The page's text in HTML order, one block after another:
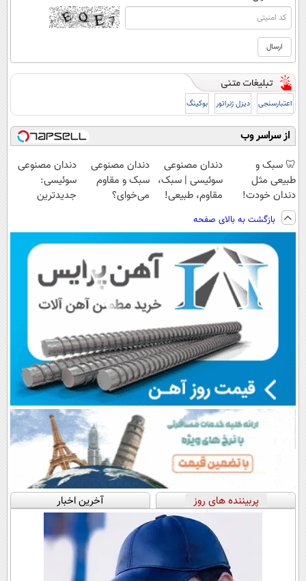
اعتبارسنجی دیزل ژنراتور بوکینگ
از سراسر وب
🦷 سبک و
طبیعی مثل
دندان خودت!
نصب آسان و
پرداخت اقساطی
💳 📍 تهران
دندان مصنوعی
سوئیسی | سبک،
مقاوم، طبیعی!
رایگان+پرداخت
اقساطی😍
دندان مصنوعی
سبک و مقاوم
می‌خوای؟
📍تهران
دندان مصنوعی
سوئیسی:
جدیدترین
پرداخت قسطی
بازگشت به بالای صفحه
پربیننده های روز آخرین اخبار